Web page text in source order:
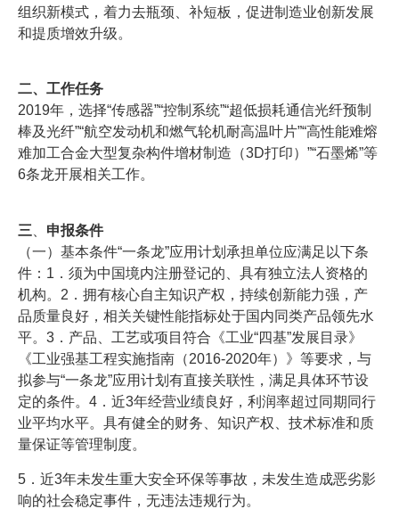
组织新模式，着力去瓶颈、补短板，促进制造业创新发展
和提质增效升级。
二、 工作任务
2019年，选择“传感器”“控制系统”“超低损耗通信光纤预制
棒及光纤”“航空发动机和燃气轮机耐高温叶片”“高性能难熔
难加工合金大型复杂构件增材制造（3D打印）”“石墨烯”等
6条龙开展相关工作。
三
申报条件
（一）基本条件“一条龙”应用计划承担单位应满足以下条
件：1．须为中国境内注册登记的、具有独立法人资格的
机构。2．拥有核心自主知识产权，持续创新能力强，产
品质量良好，相关关键性能指标处于国内同类产品领先水
平。3．产品、工艺或项目符合《工业“四基”发展目录》
《工业强基工程实施指南（2016-2020年）》等要求，与
拟参与“一条龙”应用计划有直接关联性，满足具体环节设
定的条件。4．近3年经营业绩良好，利润率超过同期同行
业平均水平。具有健全的财务、知识产权、技术标准和质
量保证等管理制度。
5．近3年未发生重大安全环保等事故，未发生造成恶劣影
响的社会稳定事件，无违法违规行为。